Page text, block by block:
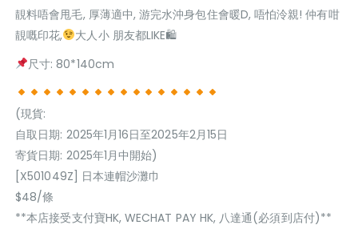
靚料唔會甩毛, 厚薄適中, 游完水沖身包住會暖D, 唔怕泠親! 仲有咁
靚嘅印花,
大人小 朋友都LIKE🛍
尺寸: 80*140cm
(現貨:
自取日期: 2025年1月16日至2025年2月15日
寄貨日期: 2025年1月中開始)
[X501049Z] ️日本連帽沙灘巾
$48/條
**本店接受支付寶HK, WECHAT PAY HK, 八達通(必須到店付)**